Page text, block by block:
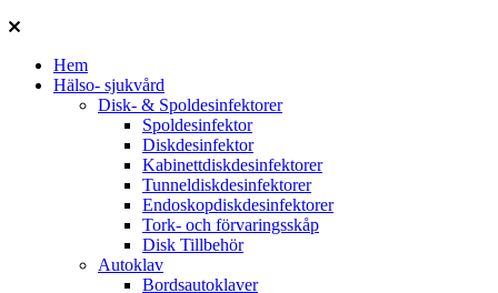
Hem
Hälso- sjukvård
Disk- & Spoldesinfektorer
Spoldesinfektor
Diskdesinfektor
Kabinettdiskdesinfektorer
Tunneldiskdesinfektorer
Endoskopdiskdesinfektorer
Tork- och förvaringsskåp
Disk Tillbehör
Autoklav
Bordsautoklaver